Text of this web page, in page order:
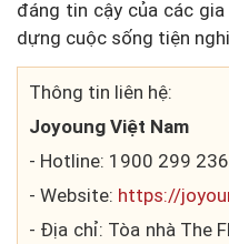
đáng tin cậy của các
dựng cuộc sống tiện
Thông tin liên hệ:
Joyoung Việt Nam
- Hotline: 1900 299 236
- Website: https://
- Địa chỉ: Tòa nhà The